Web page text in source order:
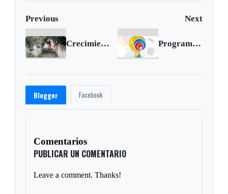
Previous Next
Crecimiento económico en Latinoamérica no generará empleo: Cepal Programación y resultados de la fecha 17 de la Liga I-2017
Blogger Facebook
Comentarios
PUBLICAR UN COMENTARIO
Leave a comment. Thanks!